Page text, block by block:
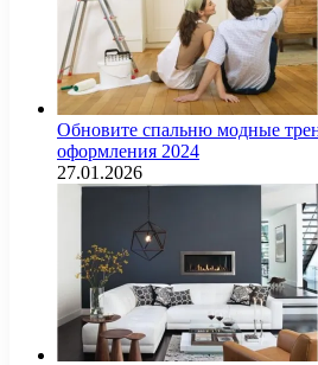
Обновите спальню модные
оформления 2024
27.01.2026